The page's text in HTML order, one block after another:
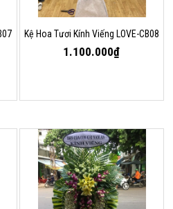
Kệ Hoa Tươi Kính Viếng LOVE-CB08
1.100.000₫